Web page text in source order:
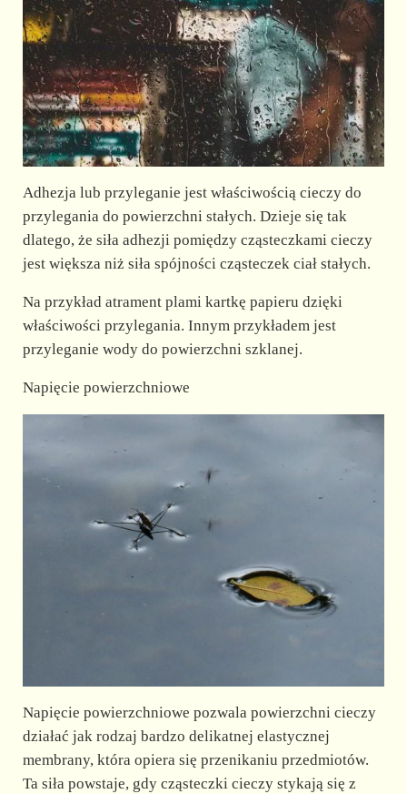
Adhezja lub przyleganie jest właściwością cieczy do
przylegania do powierzchni stałych. Dzieje się tak
dlatego, że siła adhezji pomiędzy cząsteczkami cieczy
jest większa niż siła spójności cząsteczek ciał stałych.
Na przykład atrament plami kartkę papieru dzięki
właściwości przylegania. Innym przykładem jest
przyleganie wody do powierzchni szklanej.
Napięcie powierzchniowe
Napięcie powierzchniowe pozwala powierzchni cieczy
działać jak rodzaj bardzo delikatnej elastycznej
membrany, która opiera się przenikaniu przedmiotów.
Ta siła powstaje, gdy cząsteczki cieczy stykają się z